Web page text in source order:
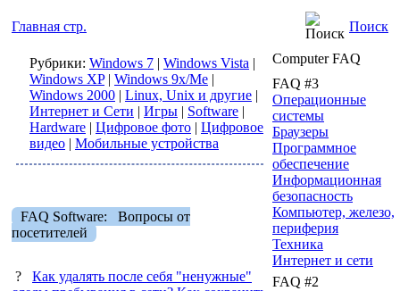
Главная стр. Поиск
Рубрики: Windows 7 | Windows Vista |
Windows XP| Windows 9x/Me |
Windows 2000 | Linux, Unix и другие |
Интернет и Сети | Игры | Software |
Hardware | Цифровое фото | Цифровое
видео | Мобильные устройства
FAQ Software: Вопросы от
посетителей
?
Как удалять после себя "ненужные"
Computer FAQ
FAQ #3
Операционные
системы
Браузеры
Программное
обеспечение
Информационная
безопасность
Компьютер, железо,
периферия
Техника
Интернет и сети
FAQ #2